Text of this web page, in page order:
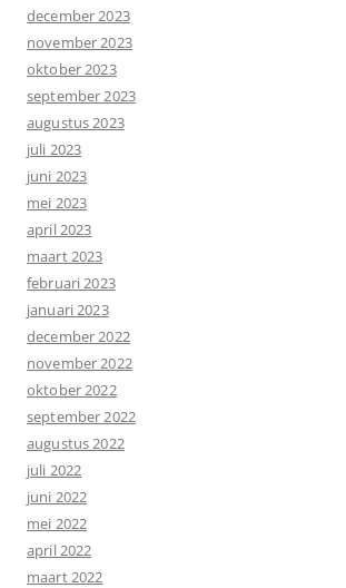
december 2023
november 2023
oktober 2023
september 2023
augustus 2023
juli 2023
juni 2023
mei 2023
april 2023
maart 2023
februari 2023
januari 2023
december 2022
november 2022
oktober 2022
september 2022
augustus 2022
juli 2022
juni 2022
mei 2022
april 2022
maart 2022